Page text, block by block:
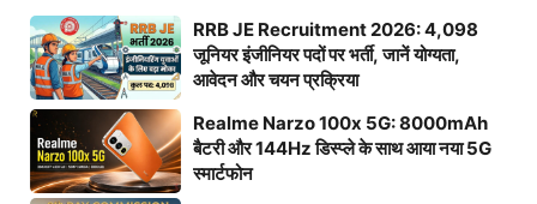
RRB JE Recruitment 2026: 4,098
जूनियर इंजीनियर पदों पर भर्ती, जानें योग्यता,
आवेदन और चयन प्रक्रिया
Realme Narzo 100x 5G: 8000mAh
बैटरी और 144Hz डिस्प्ले के साथ आया नया 5G
स्मार्टफोन